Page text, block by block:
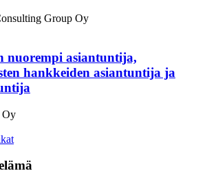
Group Oy
nuorempi asiantuntija,
hankkeiden asiantuntija ja
Oy